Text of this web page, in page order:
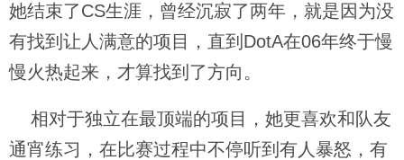
她结束了CS生涯，曾经沉寂了两年，就是因为没
有找到让人满意的项目，直到DotA在06年终于慢
慢火热起来，才算找到了方向。
相对于独立在最顶端的项目，她更喜欢和队友
通宵练习，在比赛过程中不停听到有人暴怒，有